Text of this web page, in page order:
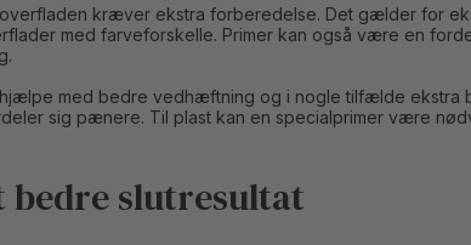
kræver ekstra forberedelse. Det gælder for
med farveforskelle. Primer kan også være en
med bedre vedhæftning og i nogle tilfælde
sig pænere. Til plast kan en specialprimer være
bedre slutresultat